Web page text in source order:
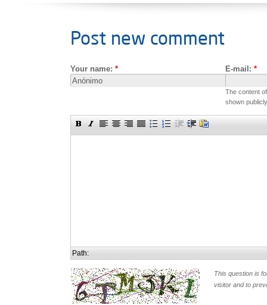
Post new comment
Your name: * E-mail: *
The content
shown
Path:
This question is
visitor and to